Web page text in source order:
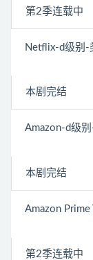
第2季连载中
Netflix-d级别-
本剧完结
Amazon-d级
本剧完结
Amazon Prime
第2季连载中